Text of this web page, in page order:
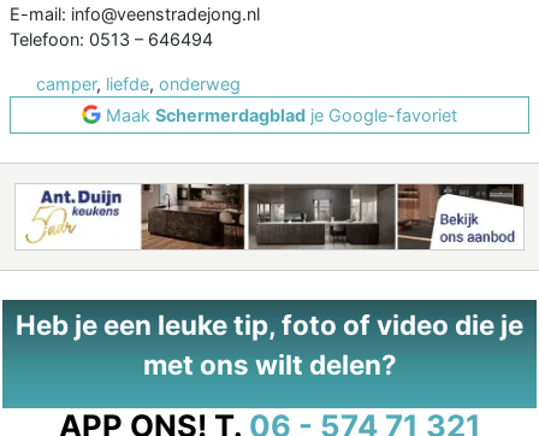
E-mail: info@veenstradejong.nl
Telefoon: 0513 – 646494
camper, liefde, onderweg
Maak Schermerdagblad je Google-favoriet
Heb je een leuke tip, foto of video die je
met ons wilt delen?
APP ONS! T. 06 - 574 71 321